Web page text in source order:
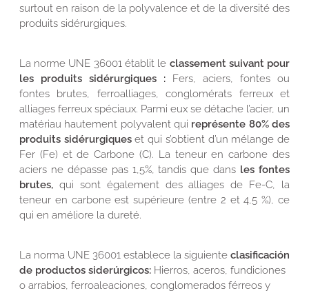
surtout en raison de la polyvalence et de la diversité des
produits sidérurgiques.
La norme UNE 36001 établit le classement suivant pour
les produits sidérurgiques : Fers, aciers, fontes ou
fontes brutes, ferroalliages, conglomérats ferreux et
alliages ferreux spéciaux. Parmi eux se détache l’acier, un
matériau hautement polyvalent qui représente 80% des
produits sidérurgiqueset qui s’obtient d’un mélange de
Fer (Fe) et de Carbone (C). La teneur en carbone des
aciers ne dépasse pas 1,5%, tandis que dans les fontes
brutes,qui sont également des alliages de Fe-C, la
teneur en carbone est supérieure (entre 2 et 4,5 %), ce
qui en améliore la dureté.
La norma UNE 36001 establece la siguiente clasificación
de productos siderúrgicos:Hierros, aceros, fundiciones
o arrabios, ferroaleaciones, conglomerados férreos y